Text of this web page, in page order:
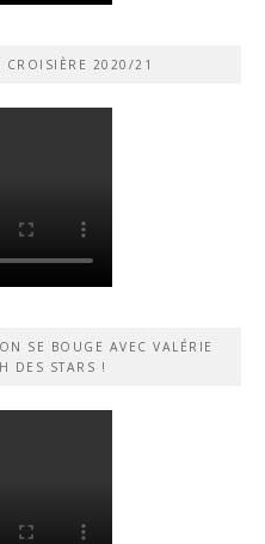
CROISIÈRE 2020/21
SE BOUGE AVEC VALÉRIE
DES STARS !